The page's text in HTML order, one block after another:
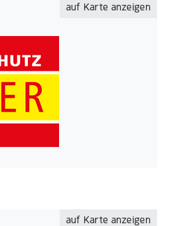
auf Karte anzeigen
auf Karte anzeigen